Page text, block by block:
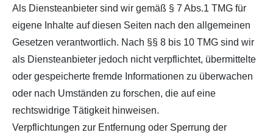
Als Diensteanbieter sind wir gemäß § 7 Abs.1 TMG für
eigene Inhalte auf diesen Seiten nach den allgemeinen
Gesetzen verantwortlich. Nach §§ 8 bis 10 TMG sind wir
als Diensteanbieter jedoch nicht verpflichtet, übermittelte
oder gespeicherte fremde Informationen zu überwachen
oder nach Umständen zu forschen, die auf eine
rechtswidrige Tätigkeit hinweisen.
Verpflichtungen zur Entfernung oder Sperrung der